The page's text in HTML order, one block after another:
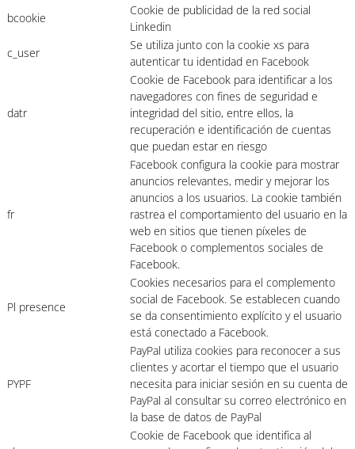
bcookie
Cookie de publicidad de la red social
Linkedin
c_user
Se utiliza junto con la cookie xs para
autenticar tu identidad en Facebook
datr
Cookie de Facebook para identificar a los
navegadores con fines de seguridad e
integridad del sitio, entre ellos, la
recuperación e identificación de cuentas
que puedan estar en riesgo
fr
Facebook configura la cookie para mostrar
anuncios relevantes, medir y mejorar los
anuncios a los usuarios. La cookie también
rastrea el comportamiento del usuario en la
web en sitios que tienen píxeles de
Facebook o complementos sociales de
Facebook.
Pl presence
Cookies necesarios para el complemento
social de Facebook. Se establecen cuando
se da consentimiento explícito y el usuario
está conectado a Facebook.
PYPF
PayPal utiliza cookies para reconocer a sus
clientes y acortar el tiempo que el usuario
necesita para iniciar sesión en su cuenta de
PayPal al consultar su correo electrónico en
la base de datos de PayPal
Cookie de Facebook que identifica al